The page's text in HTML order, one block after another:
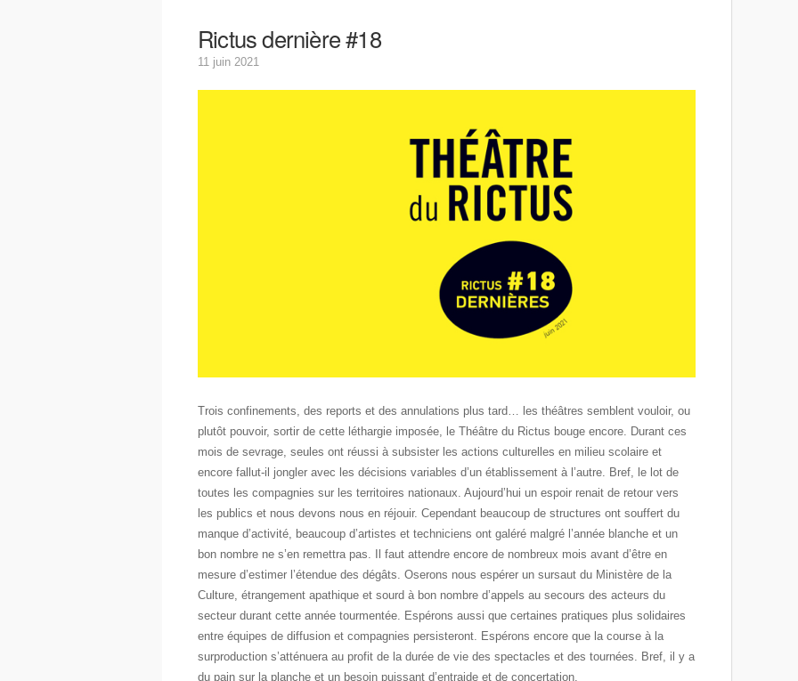
Rictus dernière #18
11 juin 2021
Trois confinements, des reports et des annulations plus tard… les théâtres semblent vouloir, ou
plutôt pouvoir, sortir de cette léthargie imposée, le Théâtre du Rictus bouge encore. Durant ces
mois de sevrage, seules ont réussi à subsister les actions culturelles en milieu scolaire et
encore fallut-il jongler avec les décisions variables d’un établissement à l’autre. Bref, le lot de
toutes les compagnies sur les territoires nationaux. Aujourd’hui un espoir renait de retour vers
les publics et nous devons nous en réjouir. Cependant beaucoup de structures ont souffert du
manque d’activité, beaucoup d’artistes et techniciens ont galéré malgré l’année blanche et un
bon nombre ne s’en remettra pas. Il faut attendre encore de nombreux mois avant d’être en
mesure d’estimer l’étendue des dégâts. Oserons nous espérer un sursaut du Ministère de la
Culture, étrangement apathique et sourd à bon nombre d’appels au secours des acteurs du
secteur durant cette année tourmentée. Espérons aussi que certaines pratiques plus solidaires
entre équipes de diffusion et compagnies persisteront. Espérons encore que la course à la
surproduction s’atténuera au profit de la durée de vie des spectacles et des tournées. Bref, il y a
du pain sur la planche et un besoin puissant d’entraide et de concertation.